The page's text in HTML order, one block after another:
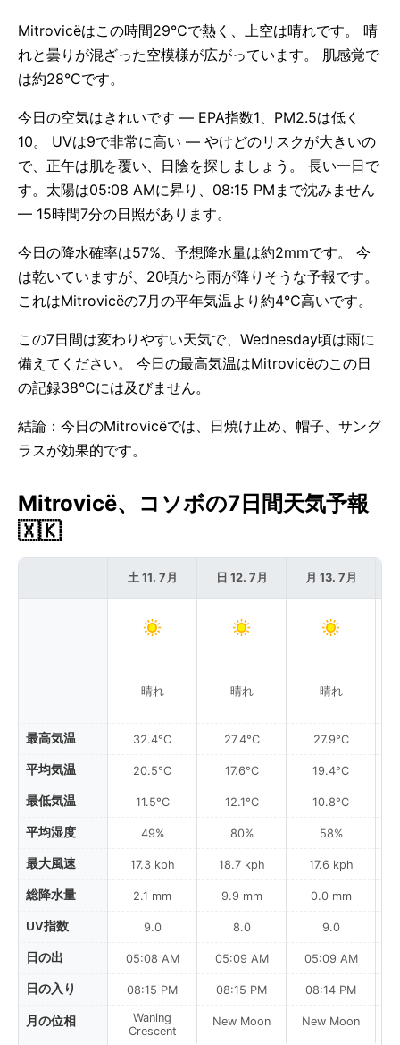
Mitrovicëはこの時間29°Cで熱く、上空は晴れです。 晴
れと曇りが混ざった空模様が広がっています。 肌感覚で
は約28°Cです。
今日の空気はきれいです — EPA指数1、PM2.5は低く
10。 UVは9で非常に高い — やけどのリスクが大きいの
で、正午は肌を覆い、日陰を探しましょう。 長い一日で
す。太陽は05:08 AMに昇り、08:15 PMまで沈みません
— 15時間7分の日照があります。
今日の降水確率は57%、予想降水量は約2mmです。 今
は乾いていますが、20頃から雨が降りそうな予報です。
これはMitrovicëの7月の平年気温より約4°C高いです。
この7日間は変わりやすい天気で、Wednesday頃は雨に
備えてください。 今日の最高気温はMitrovicëのこの日
の記録38°Cには及びません。
結論：今日のMitrovicëでは、日焼け止め、帽子、サング
ラスが効果的です。
Mitrovicë、コソボの7日間天気予報
🇽🇰
最高気温
平均気温
最低気温
平均湿度
最大風速
総降水量
UV指数
日の出
日の入り
月の位相
土 11. 7月
晴れ
32.4°C
20.5°C
11.5°C
49%
17.3 kph
2.1 mm
9.0
05:08 AM
08:15 PM
Waning
Crescent
日 12. 7月
晴れ
27.4°C
17.6°C
12.1°C
80%
18.7 kph
9.9 mm
8.0
05:09 AM
08:15 PM
New Moon
月 13. 7月
晴れ
27.9°C
19.4°C
10.8°C
58%
17.6 kph
0.0 mm
9.0
05:09 AM
08:14 PM
New Moon